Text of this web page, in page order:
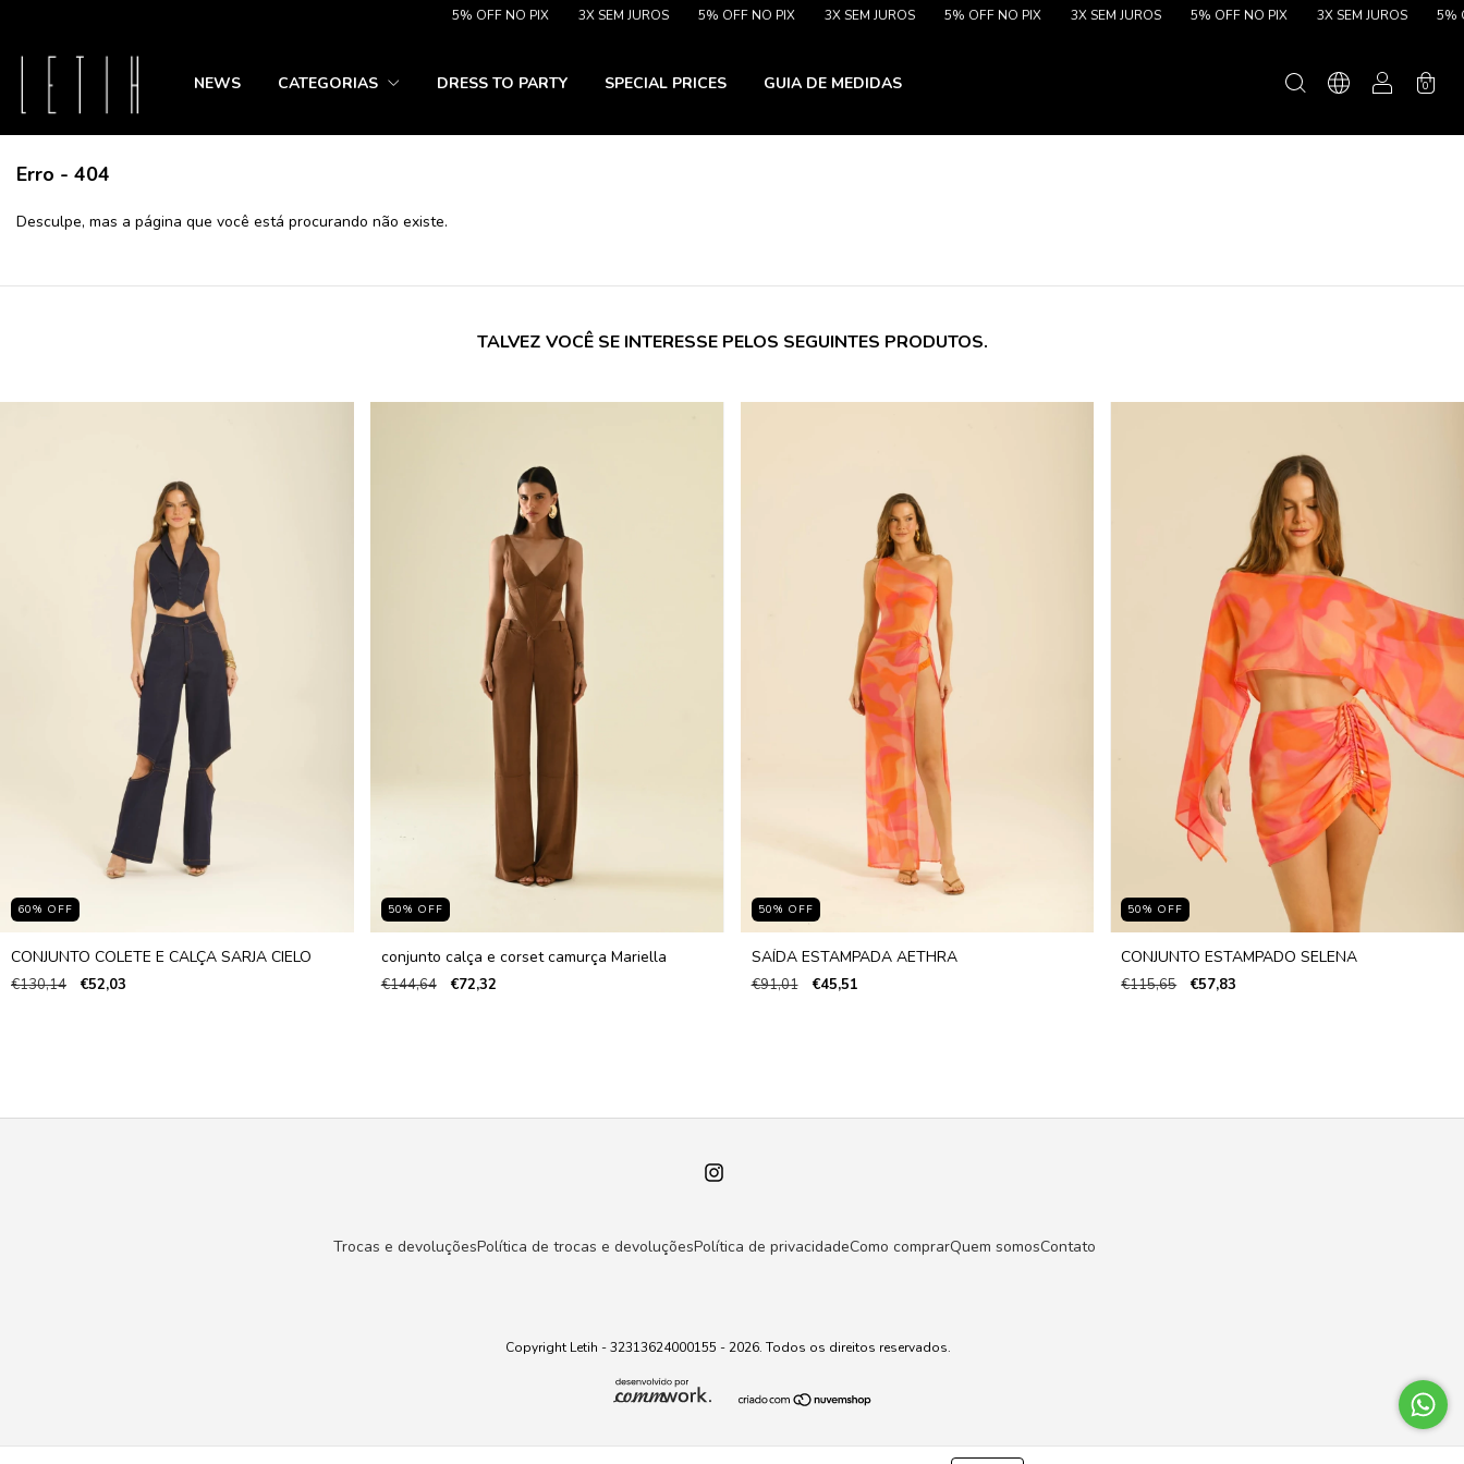
5% OFF NO PIX 3X SEM JUROS 5% OFF NO PIX 3X SEM JUROS 5% OFF NO PIX 3X SEM JUROS 5% OFF NO PIX 3X SEM JUROS 5%
NEWS CATEGORIAS DRESS TO PARTY SPECIAL PRICES GUIA DE MEDIDAS 0
Erro - 404
Desculpe, mas a página que você está procurando não existe.
TALVEZ VOCÊ SE INTERESSE PELOS SEGUINTES PRODUTOS.
60% OFF
CONJUNTO COLETE E CALÇA SARJA CIELO
€130,14 €52,03
50% OFF
conjunto calça e corset camurça Mariella
€144,64 €72,32
50% OFF
SAÍDA ESTAMPADA AETHRA
€91,01 €45,51
50% OFF
CONJUNTO ESTAMPADO SELENA
€115,65 €57,83
Trocas e devoluçõesPolítica de trocas e devoluçõesPolítica de privacidadeComo comprarQuem somosContato
Copyright Letih - 32313624000155 - 2026. Todos os direitos reservados.